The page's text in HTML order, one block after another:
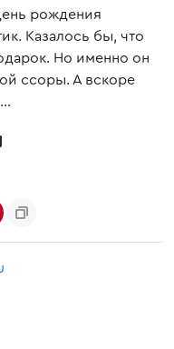
рождения
Казалось бы, что
Но именно он
ссоры. А вскоре